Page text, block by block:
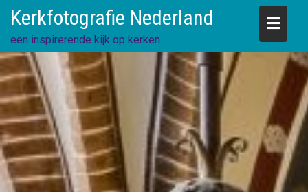
content
Kerkfotografie Nederland
een inspirerende kijk op kerken